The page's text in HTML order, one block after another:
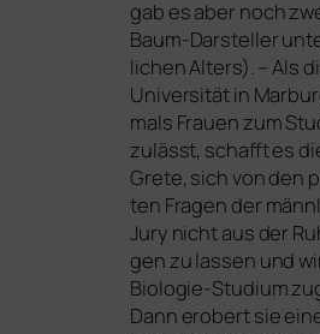
gab es aber noch
Baum-Darsteller
li­chen Alters). – Als
Universität in
mals Frauen zum
zulässt, schafft es
Grete, sich von den
ten Fragen der
Jury nicht aus der
gen zu las­sen und
Biologie-Studium
Dann erobert sie